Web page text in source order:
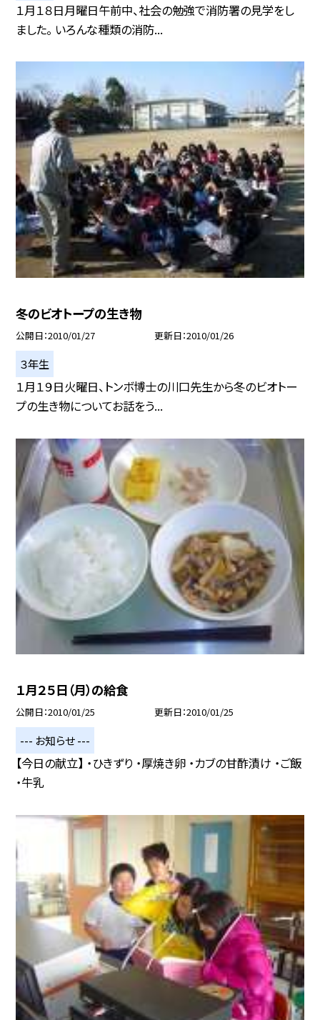
１月１８日月曜日午前中、社会の勉強で消防署の見学をし
ました。 いろんな種類の消防...
冬のビオトープの生き物
公開日 2010/01/27 更新日 2010/01/26
３年生
１月１９日火曜日、トンボ博士の川口先生から冬のビオトー
プの生き物についてお話をう...
１月２５日（月）の給食
公開日 2010/01/25 更新日 2010/01/25
--- お知らせ ---
【今日の献立】 ・ひきずり ・厚焼き卵 ・カブの甘酢漬け ・ご飯
・牛乳